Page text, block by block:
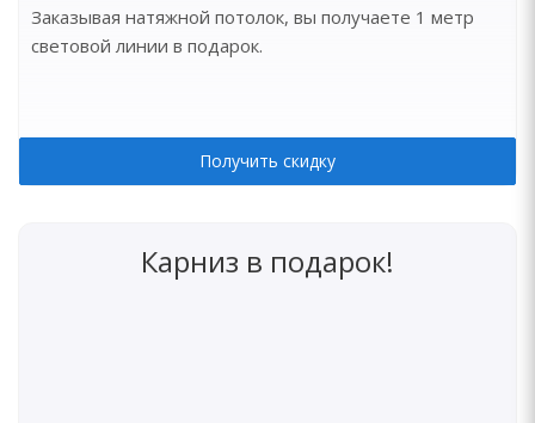
Заказывая натяжной потолок, вы получаете 1 метр
световой линии в подарок.
Получить скидку
Карниз в подарок!